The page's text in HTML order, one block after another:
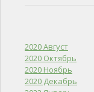
2020 Август
2020 Октябрь
2020 Ноябрь
2020 Декабрь